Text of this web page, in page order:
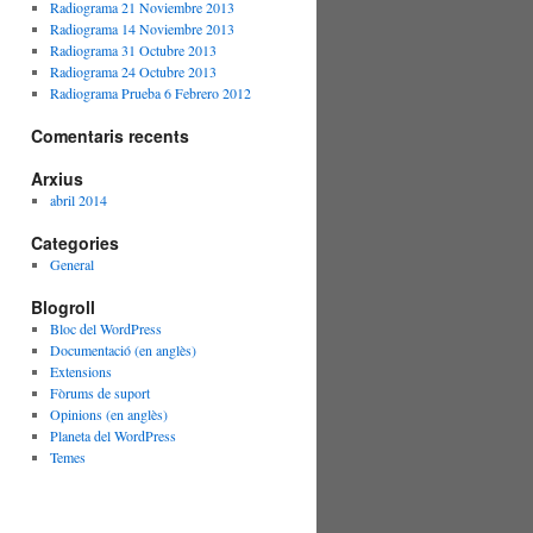
Radiograma 21 Noviembre 2013
Radiograma 14 Noviembre 2013
Radiograma 31 Octubre 2013
Radiograma 24 Octubre 2013
Radiograma Prueba 6 Febrero 2012
Comentaris recents
Arxius
abril 2014
Categories
General
Blogroll
Bloc del WordPress
Documentació (en anglès)
Extensions
Fòrums de suport
Opinions (en anglès)
Planeta del WordPress
Temes